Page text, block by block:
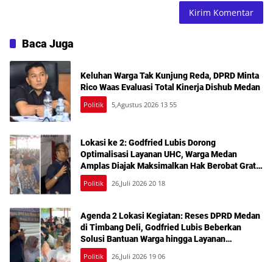
Baca Juga
Keluhan Warga Tak Kunjung Reda, DPRD Minta
Rico Waas Evaluasi Total Kinerja Dishub Medan
Politik 5,Agustus 2026 13 55
Lokasi ke 2: Godfried Lubis Dorong
Optimalisasi Layanan UHC, Warga Medan
Amplas Diajak Maksimalkan Hak Berobat Gratis
Bermodal KTP
Politik 26,Juli 2026 20 18
Agenda 2 Lokasi Kegiatan: Reses DPRD Medan
di Timbang Deli, Godfried Lubis Beberkan
Solusi Bantuan Warga hingga Layanan
Kesehatan Gratis
Politik 26,Juli 2026 19 06